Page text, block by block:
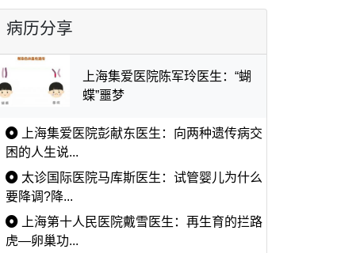
病历分享
上海集爱医院陈军玲医生：“蝴
蝶”噩梦
上海集爱医院彭献东医生：向两种遗传病交
困的人生说...
太诊国际医院马库斯医生：试管婴儿为什么
要降调?降...
上海第十人民医院戴雪医生：再生育的拦路
虎—卵巢功...